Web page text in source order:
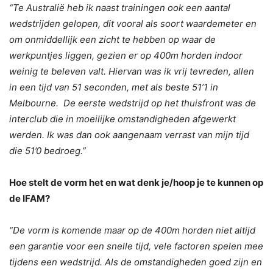
“Te Australië heb ik naast trainingen ook een aantal
wedstrijden gelopen, dit vooral als soort waardemeter en
om onmiddellijk een zicht te hebben op waar de
werkpuntjes liggen, gezien er op 400m horden indoor
weinig te beleven valt. Hiervan was ik vrij tevreden, allen
in een tijd van 51 seconden, met als beste 51’1 in
Melbourne. De eerste wedstrijd op het thuisfront was de
interclub die in moeilijke omstandigheden afgewerkt
werden. Ik was dan ook aangenaam verrast van mijn tijd
die 51’0 bedroeg.”
Hoe stelt de vorm het en wat denk je/hoop je te kunnen op
de IFAM?
“De vorm is komende maar op de 400m horden niet altijd
een garantie voor een snelle tijd, vele factoren spelen mee
tijdens een wedstrijd. Als de omstandigheden goed zijn en